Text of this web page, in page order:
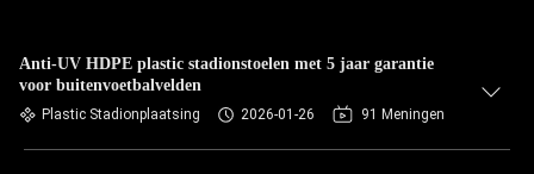
Anti-UV HDPE plastic stadionstoelen met 5 jaar garantie
voor buitenvoetbalvelden
Plastic Stadionplaatsing 2026-01-26 91 Meningen